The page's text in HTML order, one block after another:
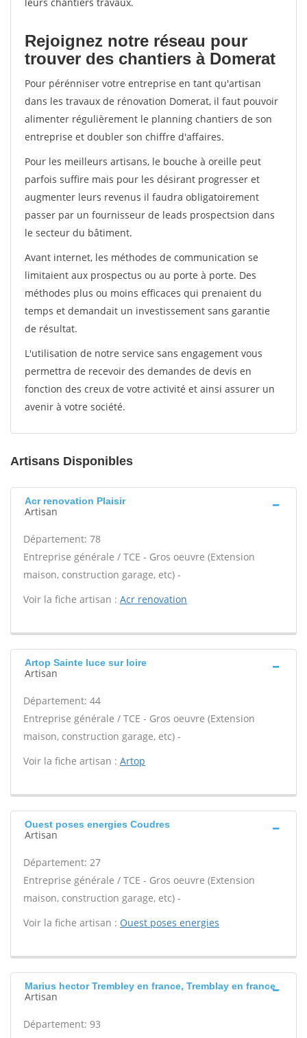
Rejoignez notre réseau pour
trouver des chantiers à Domerat
Pour pérénniser votre entreprise en tant qu'artisan
dans les travaux de rénovation Domerat, il faut pouvoir
alimenter régulièrement le planning chantiers de son
entreprise et doubler son chiffre d'affaires.
Pour les meilleurs artisans, le bouche à oreille peut
parfois suffire mais pour les désirant progresser et
augmenter leurs revenus il faudra obligatoirement
passer par un fournisseur de leads prospectsion dans
le secteur du bâtiment.
Avant internet, les méthodes de communication se
limitaient aux prospectus ou au porte à porte. Des
méthodes plus ou moins efficaces qui prenaient du
temps et demandait un investissement sans garantie
de résultat.
L'utilisation de notre service sans engagement vous
permettra de recevoir des demandes de devis en
fonction des creux de votre activité et ainsi assurer un
avenir à votre société.
Artisans Disponibles
Acr renovation Plaisir
Artisan
Département: 78
Entreprise générale / TCE - Gros oeuvre (Extension
maison, construction garage, etc) -
Voir la fiche artisan : Acr renovation
Artop Sainte luce sur loire
Artisan
Département: 44
Entreprise générale / TCE - Gros oeuvre (Extension
maison, construction garage, etc) -
Voir la fiche artisan : Artop
Ouest poses energies Coudres
Artisan
Département: 27
Entreprise générale / TCE - Gros oeuvre (Extension
maison, construction garage, etc) -
Voir la fiche artisan : Ouest poses energies
Marius hector Trembley en france, Tremblay en france
Artisan
Département: 93